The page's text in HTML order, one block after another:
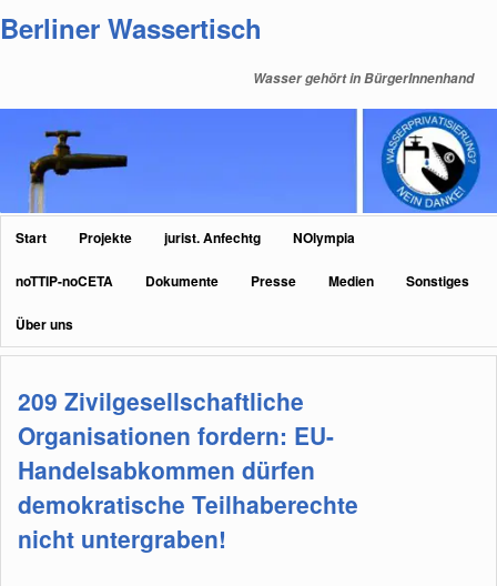
primären
sekundären
Berliner Wassertisch
Wasser gehört in BürgerInnenhand
Hauptmenü
Start Projekte jurist. Anfechtg NOlympia
noTTIP-noCETA Dokumente Presse Medien Sonstiges
Über uns
209 Zivilgesellschaftliche
Organisationen fordern: EU-
Handelsabkommen dürfen
demokratische Teilhaberechte
nicht untergraben!